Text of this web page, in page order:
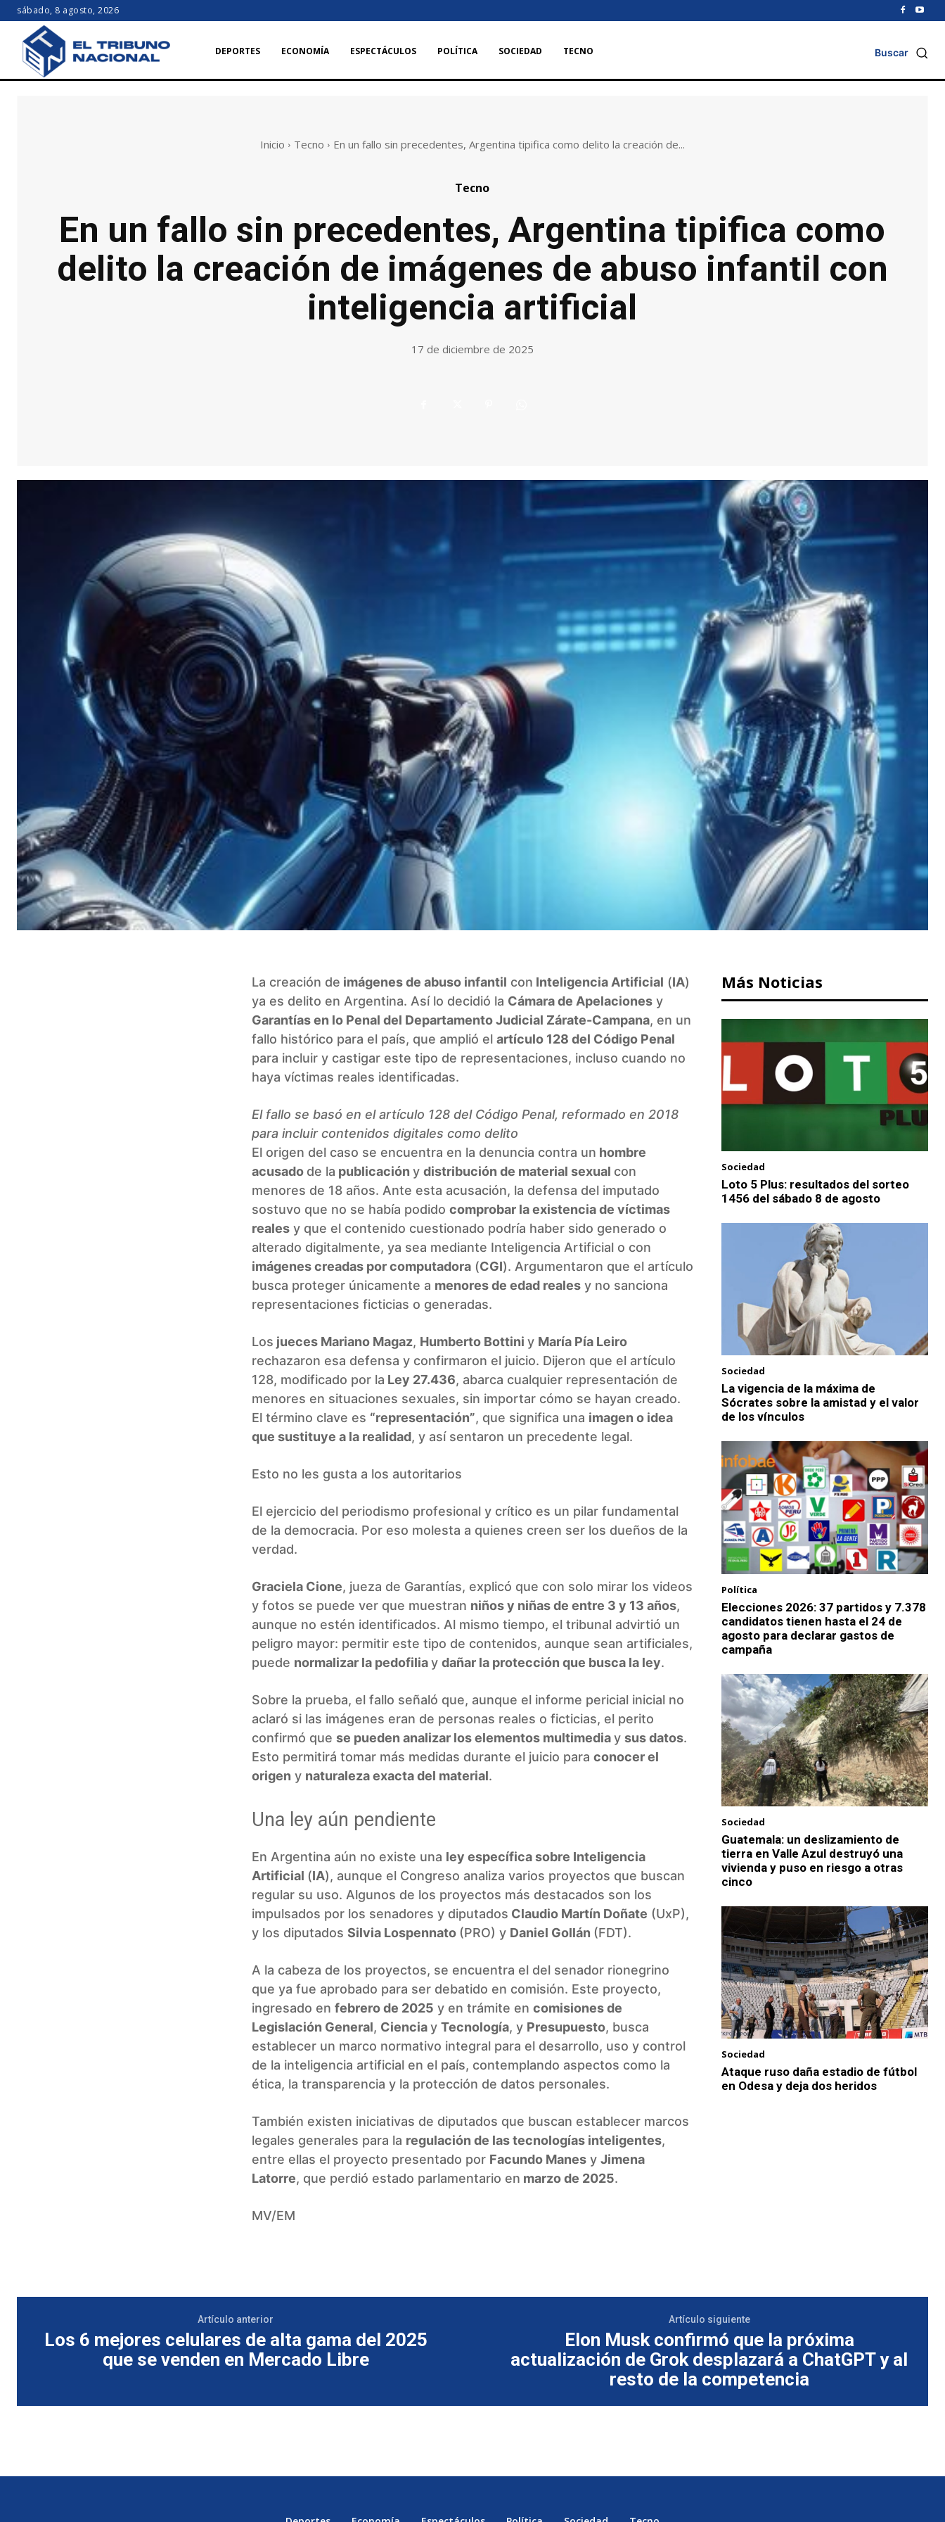
sábado, 8 agosto, 2026
DEPORTES ECONOMÍA ESPECTÁCULOS POLÍTICA SOCIEDAD TECNO Buscar
Inicio Tecno En un fallo sin precedentes, Argentina tipifica como delito la creación de...
Tecno
En un fallo sin precedentes, Argentina tipifica como
delito la creación de imágenes de abuso infantil con
inteligencia artificial
17 de diciembre de 2025
La creación de imágenes de abuso infantil con Inteligencia Artificial (IA)
ya es delito en Argentina. Así lo decidió la Cámara de Apelaciones y
Garantías en lo Penal del Departamento Judicial Zárate-Campana, en un
fallo histórico para el país, que amplió el artículo 128 del Código Penal
para incluir y castigar este tipo de representaciones, incluso cuando no
haya víctimas reales identificadas.
El fallo se basó en el artículo 128 del Código Penal, reformado en 2018
para incluir contenidos digitales como delito
El origen del caso se encuentra en la denuncia contra un hombre
acusado de la publicación y distribución de material sexual con
menores de 18 años. Ante esta acusación, la defensa del imputado
sostuvo que no se había podido comprobar la existencia de víctimas
reales y que el contenido cuestionado podría haber sido generado o
alterado digitalmente, ya sea mediante Inteligencia Artificial o con
imágenes creadas por computadora (CGI). Argumentaron que el artículo
busca proteger únicamente a menores de edad reales y no sanciona
representaciones ficticias o generadas.
Los jueces Mariano Magaz, Humberto Bottini y María Pía Leiro
rechazaron esa defensa y confirmaron el juicio. Dijeron que el artículo
128, modificado por la Ley 27.436, abarca cualquier representación de
menores en situaciones sexuales, sin importar cómo se hayan creado.
El término clave es “representación”, que significa una imagen o idea
que sustituye a la realidad, y así sentaron un precedente legal.
Esto no les gusta a los autoritarios
El ejercicio del periodismo profesional y crítico es un pilar fundamental
de la democracia. Por eso molesta a quienes creen ser los dueños de la
verdad.
Graciela Cione, jueza de Garantías, explicó que con solo mirar los videos
y fotos se puede ver que muestran niños y niñas de entre 3 y 13 años,
aunque no estén identificados. Al mismo tiempo, el tribunal advirtió un
peligro mayor: permitir este tipo de contenidos, aunque sean artificiales,
puede normalizar la pedofiliay dañar la protección que busca la ley.
Sobre la prueba, el fallo señaló que, aunque el informe pericial inicial no
aclaró si las imágenes eran de personas reales o ficticias, el perito
confirmó que se pueden analizar los elementos multimediay sus datos.
Esto permitirá tomar más medidas durante el juicio para conocer el
origen y naturaleza exacta del material.
Una ley aún pendiente
En Argentina aún no existe una ley específica sobre Inteligencia
Artificial (IA), aunque el Congreso analiza varios proyectos que buscan
regular su uso. Algunos de los proyectos más destacados son los
impulsados por los senadores y diputados Claudio Martín Doñate (UxP),
y los diputados Silvia Lospennato (PRO) y Daniel Gollán (FDT).
A la cabeza de los proyectos, se encuentra el del senador rionegrino
que ya fue aprobado para ser debatido en comisión. Este proyecto,
ingresado en febrero de 2025 y en trámite en comisiones de
Legislación General, Cienciay Tecnología, y Presupuesto, busca
establecer un marco normativo integral para el desarrollo, uso y control
de la inteligencia artificial en el país, contemplando aspectos como la
ética, la transparencia y la protección de datos personales.
También existen iniciativas de diputados que buscan establecer marcos
legales generales para la regulación de las tecnologías inteligentes,
entre ellas el proyecto presentado por Facundo Manes y Jimena
Latorre, que perdió estado parlamentario en marzo de 2025.
MV/EM
Más Noticias
Sociedad
Loto 5 Plus: resultados del sorteo
1456 del sábado 8 de agosto
Sociedad
La vigencia de la máxima de
Sócrates sobre la amistad y el valor
de los vínculos
Política
Elecciones 2026: 37 partidos y 7.378
candidatos tienen hasta el 24 de
agosto para declarar gastos de
campaña
Sociedad
Guatemala: un deslizamiento de
tierra en Valle Azul destruyó una
vivienda y puso en riesgo a otras
cinco
Sociedad
Ataque ruso daña estadio de fútbol
en Odesa y deja dos heridos
Artículo anterior
Los 6 mejores celulares de alta gama del 2025
que se venden en Mercado Libre
Artículo siguiente
Elon Musk confirmó que la próxima
actualización de Grok desplazará a ChatGPT y al
resto de la competencia